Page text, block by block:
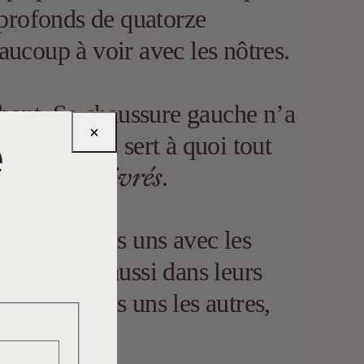
de quatorze
à voir avec les nôtres.
Sa chaussure gauche n’a
à quoi? Ça sert à quoi tout
ces
enivrés.
à voir les uns avec les
mais aussi dans leurs
les uns les autres,
×